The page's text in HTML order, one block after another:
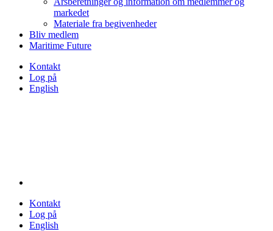
markedet
Materiale fra begivenheder
Bliv medlem
Maritime Future
Kontakt
Log på
English
Kontakt
Log på
English